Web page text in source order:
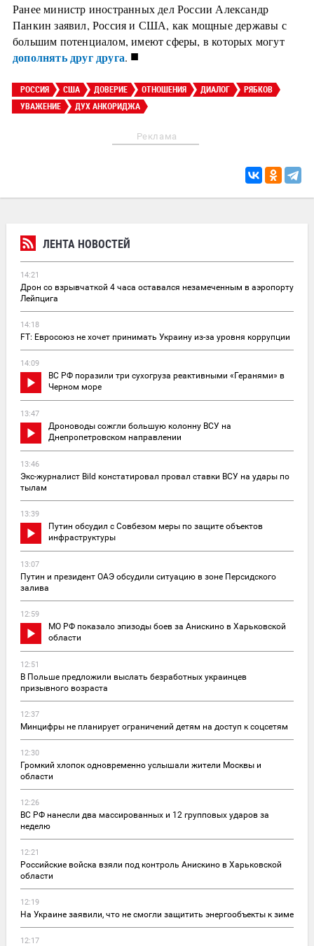
ЛЕНТА НОВОСТЕЙ
14:21
Дрон со взрывчаткой 4 часа оставался незамеченным в аэропорту
Лейпцига
14:18
FT: Евросоюз не хочет принимать Украину из-за уровня коррупции
14:09
ВС РФ поразили три сухогруза реактивными «Геранями» в
Черном море
13:47
Дроноводы сожгли большую колонну ВСУ на
Днепропетровском направлении
13:46
Экс-журналист Bild констатировал провал ставки ВСУ на удары по
тылам
13:39
Путин обсудил с Совбезом меры по защите объектов
инфраструктуры
13:07
Путин и президент ОАЭ обсудили ситуацию в зоне Персидского
залива
12:59
МО РФ показало эпизоды боев за Анискино в Харьковской
области
12:51
В Польше предложили выслать безработных украинцев
призывного возраста
12:37
Минцифры не планирует ограничений детям на доступ к соцсетям
12:30
Громкий хлопок одновременно услышали жители Москвы и
области
12:26
ВС РФ нанесли два массированных и 12 групповых ударов за
неделю
12:21
Российские войска взяли под контроль Анискино в Харьковской
области
12:19
На Украине заявили, что не смогли защитить энергообъекты к зиме
12:17
Ранее министр иностранных дел России Александр
Панкин заявил, Россия и США, как мощные державы с
большим потенциалом, имеют сферы, в которых могут
дополнять друг друга. ■
РОССИЯ США ДОВЕРИЕ ОТНОШЕНИЯ ДИАЛОГ
РЯБКОВ
УВАЖЕНИЕ
ДУХ АНКОРИДЖА
Реклама